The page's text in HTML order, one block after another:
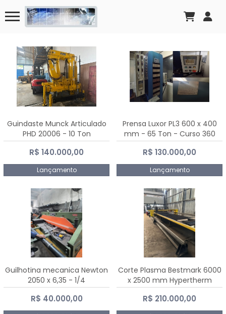
Guindaste Munck Articulado
PHD 20006 - 10 Ton
R$ 140.000,00
Lançamento
Prensa Luxor PL3 600 x 400
mm - 65 Ton - Curso 360
mm
R$ 130.000,00
Lançamento
Guilhotina mecanica Newton
2050 x 6,35 - 1/4
R$ 40.000,00
Corte Plasma Bestmark 6000
x 2500 mm Hypertherm
MaxPro 200
R$ 210.000,00